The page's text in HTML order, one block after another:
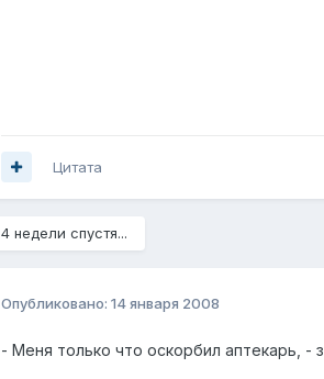
Цитата
4 недели спустя...
Опубликовано: 14 января 2008
- Меня только что оскорбил аптекарь,